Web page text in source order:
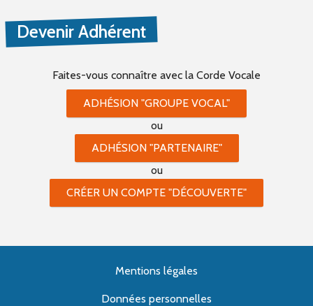
Devenir Adhérent
Faites-vous connaître avec la Corde Vocale
ADHÉSION "GROUPE VOCAL"
ou
ADHÉSION "PARTENAIRE"
ou
CRÉER UN COMPTE "DÉCOUVERTE"
Mentions légales
Données personnelles